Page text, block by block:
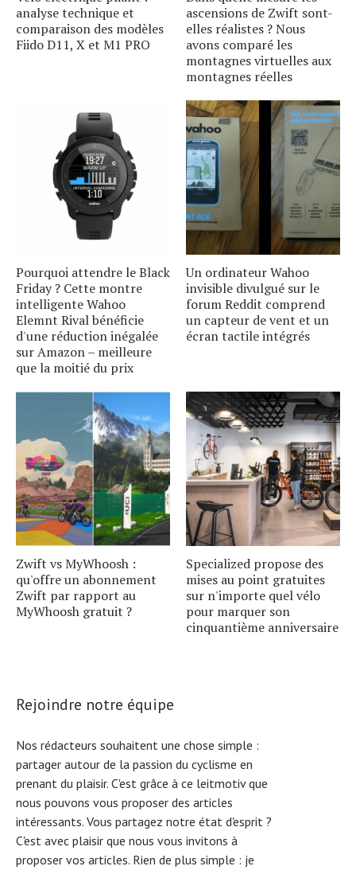
analyse technique et
comparaison des modèles
Fiido D11, X et M1 PRO
ascensions de Zwift sont-
elles réalistes ? Nous
avons comparé les
montagnes virtuelles aux
montagnes réelles
Pourquoi attendre le Black
Friday ? Cette montre
intelligente Wahoo
Elemnt Rival bénéficie
d'une réduction inégalée
sur Amazon – meilleure
que la moitié du prix
Un ordinateur Wahoo
invisible divulgué sur le
forum Reddit comprend
un capteur de vent et un
écran tactile intégrés
Zwift vs MyWhoosh :
qu'offre un abonnement
Zwift par rapport au
MyWhoosh gratuit ?
Specialized propose des
mises au point gratuites
sur n'importe quel vélo
pour marquer son
cinquantième anniversaire
Rejoindre notre équipe
Nos rédacteurs souhaitent une chose simple :
partager autour de la passion du cyclisme en
prenant du plaisir. C'est grâce à ce leitmotiv que
nous pouvons vous proposer des articles
intéressants. Vous partagez notre état d'esprit ?
C'est avec plaisir que nous vous invitons à
proposer vos articles. Rien de plus simple : je